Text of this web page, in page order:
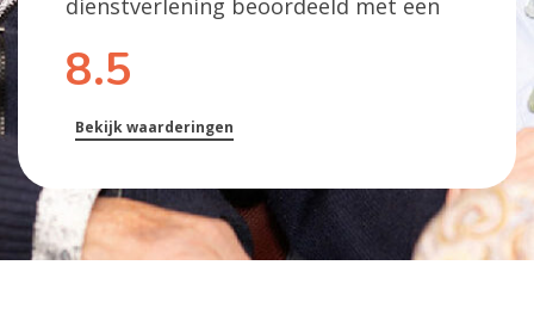
dienstverlening beoordeeld met een
8.5
Bekijk waarderingen